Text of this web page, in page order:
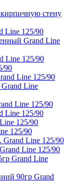
стену
Line 125/90
Grand Line
Line 125/90
90
Line 125/90
Line
Line 125/90
Line 125/90
125/90
125/90
Line 125/90
Line 125/90
Grand Line
90гр Grand